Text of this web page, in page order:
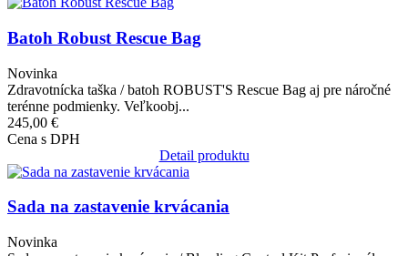
Batoh Robust Rescue Bag
Novinka
Zdravotnícka taška / batoh ROBUST'S Rescue Bag aj pre náročné
terénne podmienky. Veľkoobj...
245,00 €
Cena s DPH
Detail produktu
Obrázok
Sada na zastavenie krvácania
Novinka